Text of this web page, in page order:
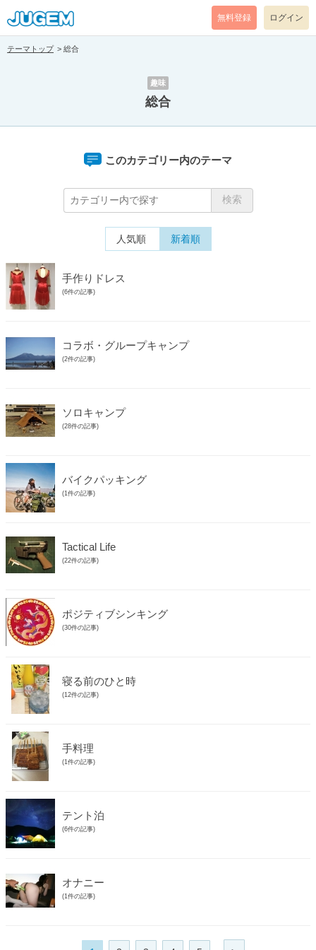
無料登録 ログイン
テーマトップ 総合
趣味
総合
このカテゴリー内のテーマ
人気順 新着順
手作りドレス
(6件の記事)
コラボ・グループキャンプ
(2件の記事)
ソロキャンプ
(28件の記事)
バイクパッキング
(1件の記事)
Tactical Life
(22件の記事)
ポジティブシンキング
(30件の記事)
寝る前のひと時
(12件の記事)
手料理
(1件の記事)
テント泊
(6件の記事)
オナニー
(1件の記事)